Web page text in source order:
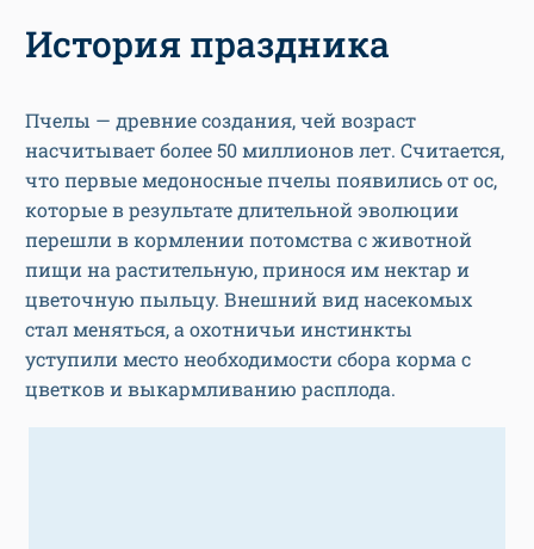
История праздника
Пчелы — древние создания, чей возраст
насчитывает более 50 миллионов лет. Считается,
что первые медоносные пчелы появились от ос,
которые в результате длительной эволюции
перешли в кормлении потомства с животной
пищи на растительную, принося им нектар и
цветочную пыльцу. Внешний вид насекомых
стал меняться, а охотничьи инстинкты
уступили место необходимости сбора корма с
цветков и выкармливанию расплода.